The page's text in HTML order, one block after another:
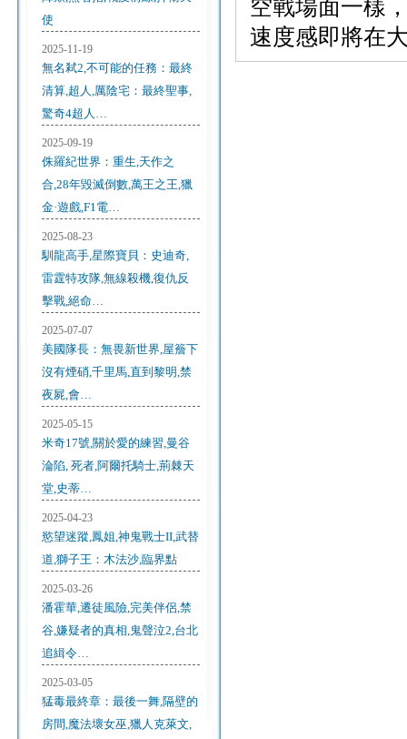
使
2025-11-19
無名弒2,不可能的任務：最終
清算,超人,厲陰宅：最終聖事,
驚奇4超人…
2025-09-19
侏羅紀世界：重生,天作之
合,28年毀滅倒數,萬王之王,獵
金·遊戲,F1電…
2025-08-23
馴龍高手,星際寶貝：史迪奇,
雷霆特攻隊,無線殺機,復仇反
擊戰,絕命…
2025-07-07
美國隊長：無畏新世界,屋簷下
沒有煙硝,千里馬,直到黎明,禁
夜屍,會…
2025-05-15
米奇17號,關於愛的練習,曼谷
淪陷, 死者,阿爾托騎士,荊棘天
堂,史蒂…
2025-04-23
慾望迷蹤,鳳姐,神鬼戰士II,武替
道,獅子王：木法沙,臨界點
2025-03-26
潘霍華,遷徒風險,完美伴侶,禁
谷,嫌疑者的真相,鬼聲泣2,台北
追緝令…
2025-03-05
猛毒最終章：最後一舞,隔壁的
房間,魔法壞女巫,獵人克萊文,
空戰場面一樣
速度感即將在